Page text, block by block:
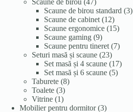
Scaune de birou 47
de
produse
Scaune de birou standard 33
Scaune de cabinet 1212
produse
Scaune ergonomice 1515
Scaune gaming 99
produse
Scaune pentru tineret 77
Seturi masă și scaune 2323
de
produse
Set masă și 4 scaune 1717
Set masă și 6 scaune 55
Taburete 88
Toalete 33
produse
Vitrine 11
produs
Mobilier pentru dormitor 33